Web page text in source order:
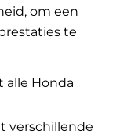
om een
te
alle Honda
verschillende